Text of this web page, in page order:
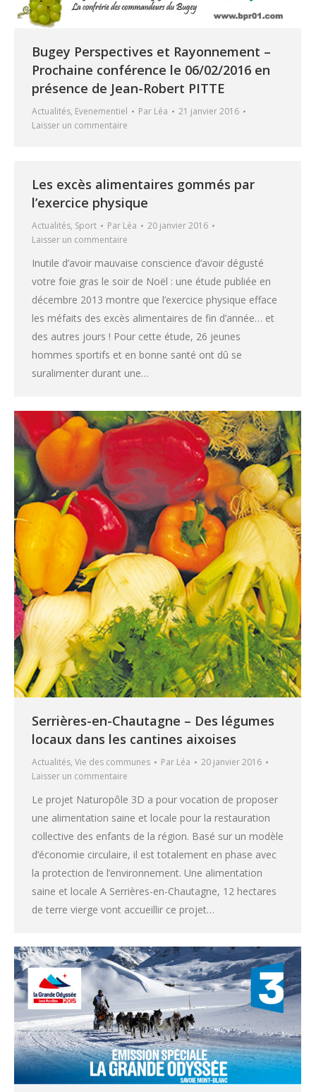
Bugey Perspectives et Rayonnement –
Prochaine conférence le 06/02/2016 en
présence de Jean-Robert PITTE
Actualités, Evenementiel Par Léa
21 janvier 2016
Laisser un commentaire
Les excès alimentaires gommés par
l’exercice physique
Actualités, Sport Par Léa
20 janvier 2016
Laisser un commentaire
Inutile d’avoir mauvaise conscience d’avoir dégusté
votre foie gras le soir de Noël : une étude publiée en
décembre 2013 montre que l’exercice physique efface
les méfaits des excès alimentaires de fin d’année… et
des autres jours ! Pour cette étude, 26 jeunes
hommes sportifs et en bonne santé ont dû se
suralimenter durant une…
Serrières-en-Chautagne – Des légumes
locaux dans les cantines aixoises
Actualités, Vie des communes Par Léa
20 janvier 2016
Laisser un commentaire
Le projet Naturopôle 3D a pour vocation de proposer
une alimentation saine et locale pour la restauration
collective des enfants de la région. Basé sur un modèle
d’économie circulaire, il est totalement en phase avec
la protection de l’environnement. Une alimentation
saine et locale A Serrières-en-Chautagne, 12 hectares
de terre vierge vont accueillir ce projet…